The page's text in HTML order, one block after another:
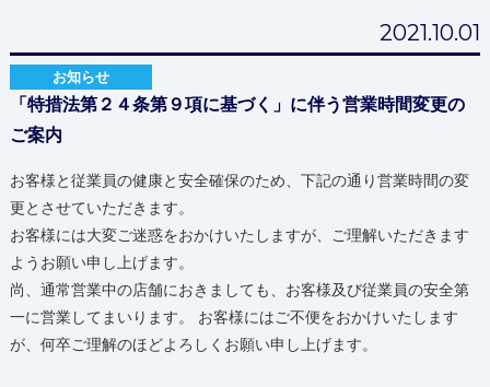
2021.10.01
お知らせ
「特措法第２４条第９項に基づく」に伴う営業時間変更の
ご案内
お客様と従業員の健康と安全確保のため、下記の通り営業時間の変
更とさせていただきます。
お客様には大変ご迷惑をおかけいたしますが、ご理解いただきます
ようお願い申し上げます。
尚、通常営業中の店舗におきましても、お客様及び従業員の安全第
一に営業してまいります。 お客様にはご不便をおかけいたします
が、何卒ご理解のほどよろしくお願い申し上げます。